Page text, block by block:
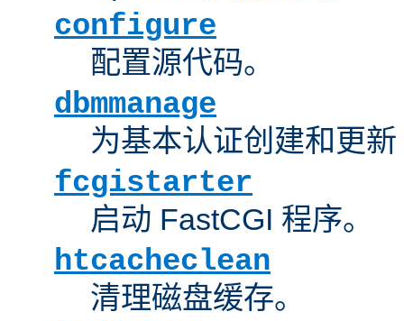
configure
配置源代码。
dbmmanage
为基本认证创建和更
fcgistarter
启动 FastCGI 程序。
htcacheclean
清理磁盘缓存。